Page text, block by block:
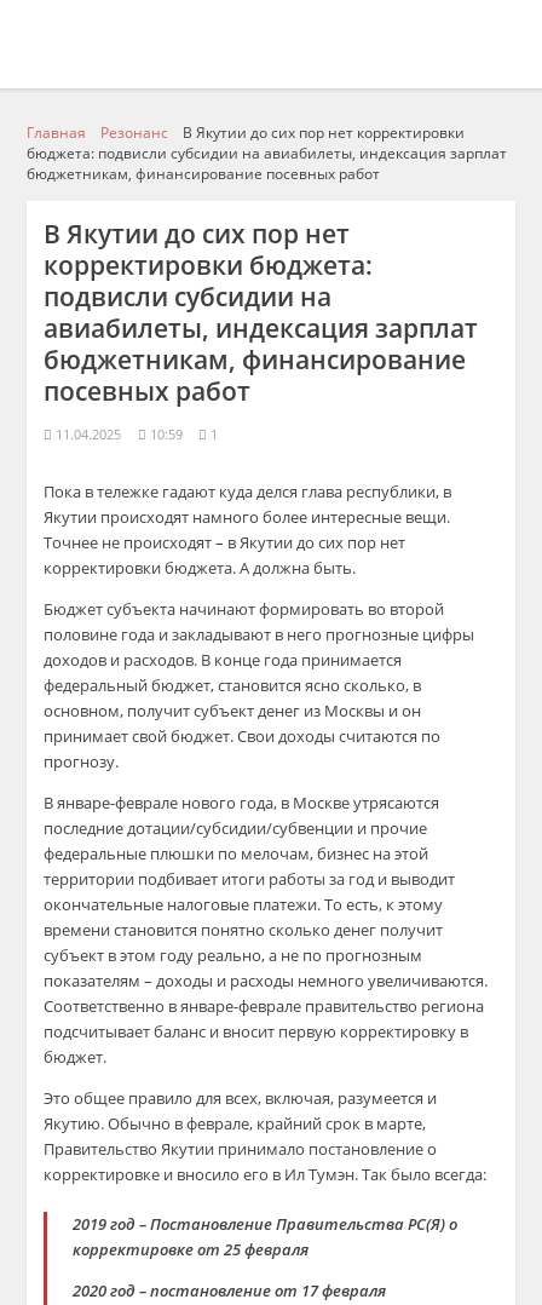
Главная Резонанс
В Якутии до сих пор нет корректировки
бюджета: подвисли субсидии на авиабилеты, индексация зарплат
бюджетникам, финансирование посевных работ
В Якутии до сих пор нет
корректировки бюджета:
подвисли субсидии на
авиабилеты, индексация зарплат
бюджетникам, финансирование
посевных работ
11.04.2025 10:59 1
Пока в тележке гадают куда делся глава республики, в
Якутии происходят намного более интересные вещи.
Точнее не происходят – в Якутии до сих пор нет
корректировки бюджета. А должна быть.
Бюджет субъекта начинают формировать во второй
половине года и закладывают в него прогнозные цифры
доходов и расходов. В конце года принимается
федеральный бюджет, становится ясно сколько, в
основном, получит субъект денег из Москвы и он
принимает свой бюджет. Свои доходы считаются по
прогнозу.
В январе-феврале нового года, в Москве утрясаются
последние дотации/субсидии/субвенции и прочие
федеральные плюшки по мелочам, бизнес на этой
территории подбивает итоги работы за год и выводит
окончательные налоговые платежи. То есть, к этому
времени становится понятно сколько денег получит
субъект в этом году реально, а не по прогнозным
показателям – доходы и расходы немного увеличиваются.
Соответственно в январе-феврале правительство региона
подсчитывает баланс и вносит первую корректировку в
бюджет.
Это общее правило для всех, включая, разумеется и
Якутию. Обычно в феврале, крайний срок в марте,
Правительство Якутии принимало постановление о
корректировке и вносило его в Ил Тумэн. Так было всегда:
2019 год – Постановление Правительства РС(Я) о
корректировке от 25 февраля
2020 год – постановление от 17 февраля